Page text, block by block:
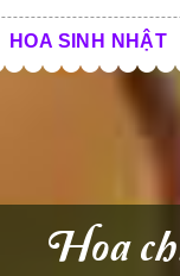
HOA SINH NHẬT
Hoa